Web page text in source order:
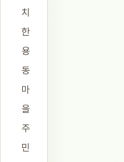
치
한
용
동
마
을
주
민